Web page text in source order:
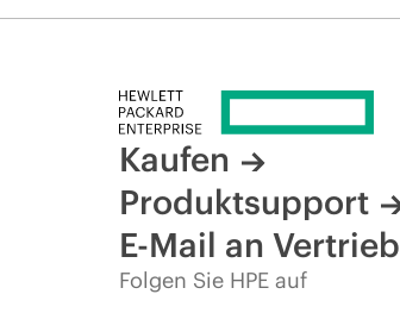
Kaufen
Produktsupport
E-Mail an Vertrieb
Folgen Sie HPE auf